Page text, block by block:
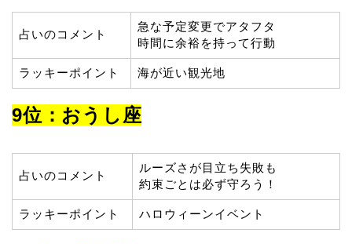
占いのコメント
急な予定変更でアタフタ
時間に余裕を持って行動
ラッキーポイント 海が近い観光地
9位：おうし座
占いのコメント
ルーズさが目立ち失敗も
約束ごとは必ず守ろう！
ラッキーポイント ハロウィーンイベント